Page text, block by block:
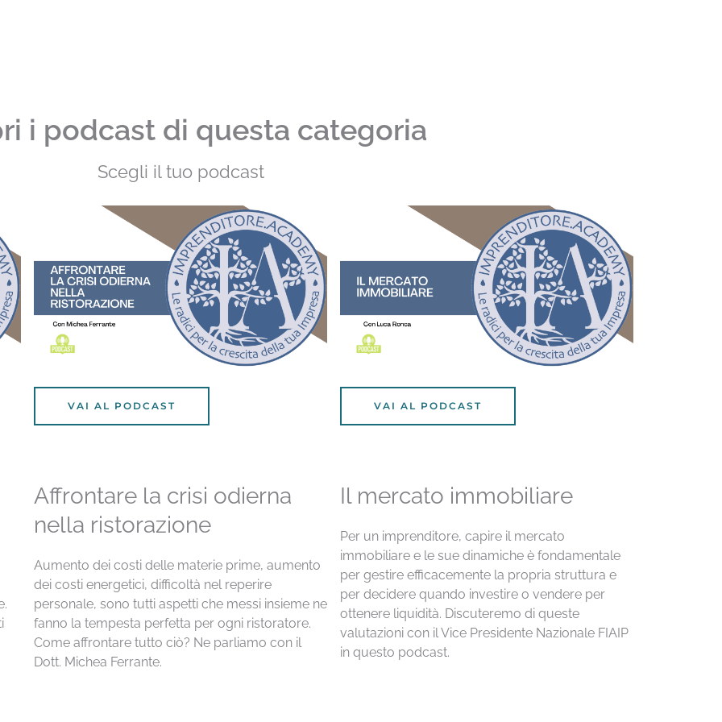
i podcast di questa categoria
Scegli il tuo podcast
VAI AL PODCAST
Affrontare la crisi odierna
nella ristorazione
Aumento dei costi delle materie prime, aumento
dei costi energetici, difficoltà nel reperire
personale, sono tutti aspetti che messi insieme ne
fanno la tempesta perfetta per ogni ristoratore.
Come affrontare tutto ciò? Ne parliamo con il
Dott. Michea Ferrante.
VAI AL PODCAST
Il mercato immobiliare
Per un imprenditore, capire il mercato
immobiliare e le sue dinamiche è fondamentale
per gestire efficacemente la propria struttura e
per decidere quando investire o vendere per
ottenere liquidità. Discuteremo di queste
valutazioni con il Vice Presidente Nazionale FIAIP
in questo podcast.